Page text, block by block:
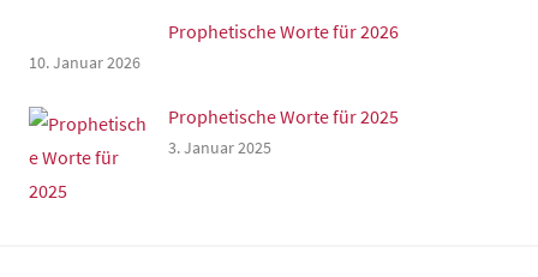
Prophetische Worte für 2026
10. Januar 2026
Prophetische Worte für 2025
3. Januar 2025